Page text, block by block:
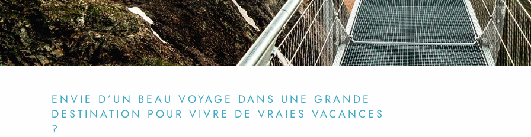
ENVIE D’UN BEAU VOYAGE DANS UNE GRANDE
DESTINATION POUR VIVRE DE VRAIES VACANCES
?